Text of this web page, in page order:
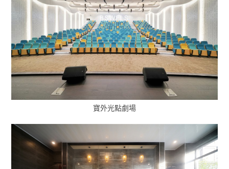
寶外光點劇場